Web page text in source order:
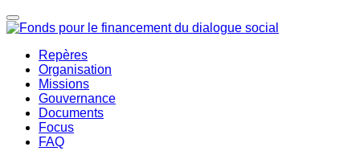
Repères
Organisation
Missions
Gouvernance
Documents
Focus
FAQ